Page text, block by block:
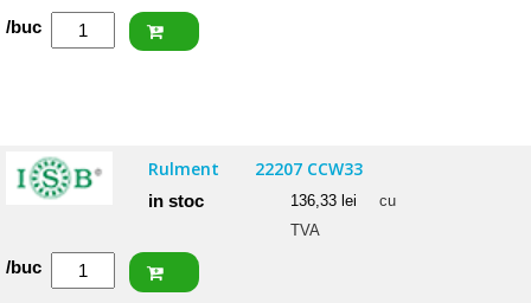
Cantitate
/buc
Rulment 22207 CCW33
in stoc 136,33 lei
cu
TVA
Cantitate
/buc